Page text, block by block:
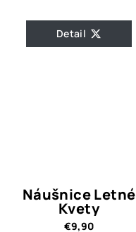
Detail
Náušnice Letné
Kvety
€9,90